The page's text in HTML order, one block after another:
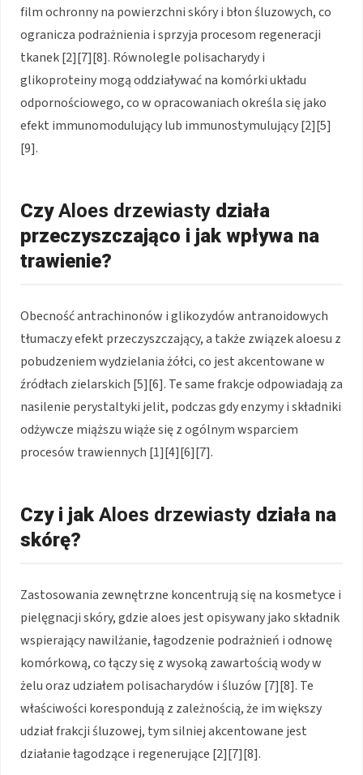
film ochronny na powierzchni skóry i błon śluzowych, co
ogranicza podrażnienia i sprzyja procesom regeneracji
tkanek [2][7][8]. Równolegle polisacharydy i
glikoproteiny mogą oddziaływać na komórki układu
odpornościowego, co w opracowaniach określa się jako
efekt immunomodulujący lub immunostymulujący [2][5]
[9].
CzyAloes drzewiasty działa
przeczyszczająco i jak wpływa na
trawienie?
Obecność antrachinonów i glikozydów antranoidowych
tłumaczy efekt przeczyszczający, a także związek aloesu z
pobudzeniem wydzielania żółci, co jest akcentowane w
źródłach zielarskich [5][6]. Te same frakcje odpowiadają za
nasilenie perystaltyki jelit, podczas gdy enzymy i składniki
odżywcze miąższu wiąże się z ogólnym wsparciem
procesów trawiennych [1][4][6][7].
Czy i jak Aloes drzewiasty działa na
skórę?
Zastosowania zewnętrzne koncentrują się na kosmetyce i
pielęgnacji skóry, gdzie aloes jest opisywany jako składnik
wspierający nawilżanie, łagodzenie podrażnień i odnowę
komórkową, co łączy się z wysoką zawartością wody w
żelu oraz udziałem polisacharydów i śluzów [7][8]. Te
właściwości korespondują z zależnością, że im większy
udział frakcji śluzowej, tym silniej akcentowane jest
działanie łagodzące i regenerujące [2][7][8].